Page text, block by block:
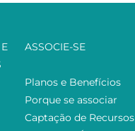
ASSOCIE-SE
Planos e Benefícios
Porque se associar
Captação de Recursos